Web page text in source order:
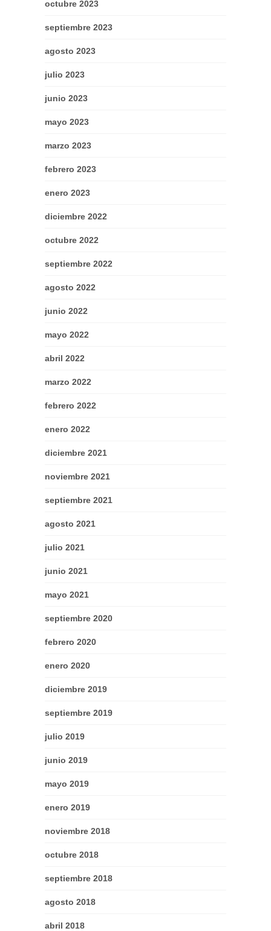
octubre 2023
septiembre 2023
agosto 2023
julio 2023
junio 2023
mayo 2023
marzo 2023
febrero 2023
enero 2023
diciembre 2022
octubre 2022
septiembre 2022
agosto 2022
junio 2022
mayo 2022
abril 2022
marzo 2022
febrero 2022
enero 2022
diciembre 2021
noviembre 2021
septiembre 2021
agosto 2021
julio 2021
junio 2021
mayo 2021
septiembre 2020
febrero 2020
enero 2020
diciembre 2019
septiembre 2019
julio 2019
junio 2019
mayo 2019
enero 2019
noviembre 2018
octubre 2018
septiembre 2018
agosto 2018
abril 2018